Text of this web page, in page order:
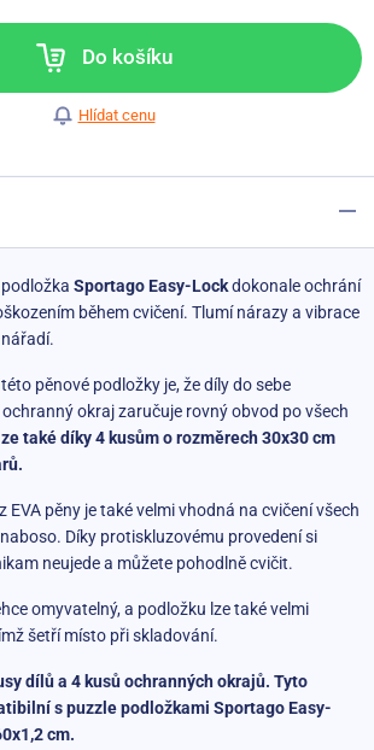
Do košíku
Hlídat cenu
Sportago Easy-Lockdokonale ochrání
během cvičení. Tlumí nárazy a vibrace
pěnové podložky je, že díly do sebe
okraj zaručuje rovný obvod po všech
také díky 4 kusům o rozměrech 30x30 cm
EVA pěny je také velmi vhodná na cvičení všech
Díky protiskluzovému provedení si
neujede a můžete pohodlně cvičit.
omyvatelný, a podložku lze také velmi
šetří místo při skladování.
dílů a 4 kusů ochranných okrajů. Tyto
s puzzle podložkami Sportago Easy-
cm.